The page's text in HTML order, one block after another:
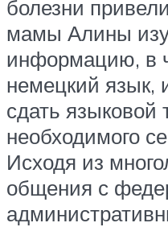
болезни
мамы Алины
информацию, в
немецкий язык,
сдать языковой
необходимого
Исходя из
общения с